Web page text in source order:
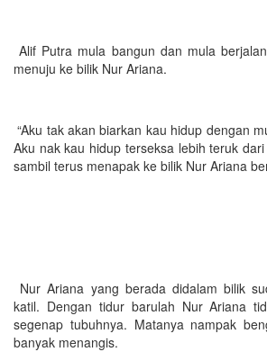
Alif Putra mula bangun dan mula
menuju ke bilik Nur Ariana.
“Aku tak akan biarkan kau hidup dengan
Aku nak kau hidup terseksa lebih teruk dari
sambil terus menapak ke bilik Nur Ariana
Nur Ariana yang berada didalam bilik
katil. Dengan tidur barulah Nur Ariana
segenap tubuhnya. Matanya nampak
banyak menangis.